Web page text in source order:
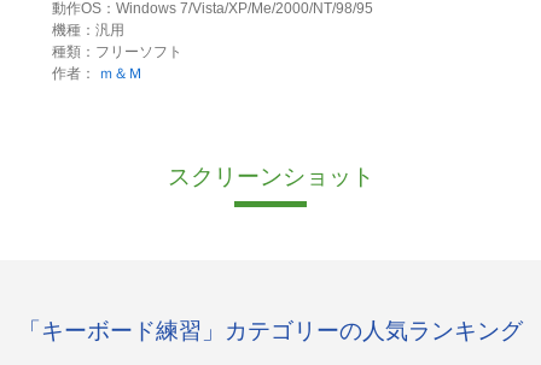
動作OS：Windows 7/Vista/XP/Me/2000/NT/98/95
機種：汎用
種類：フリーソフト
作者：
ｍ＆Ｍ
スクリーンショット
「キーボード練習」カテゴリーの人気ランキング